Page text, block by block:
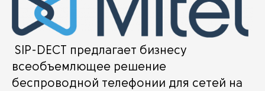
SIP-DECT предлагает бизнесу
всеобъемлющее решение
беспроводной телефонии для сетей на